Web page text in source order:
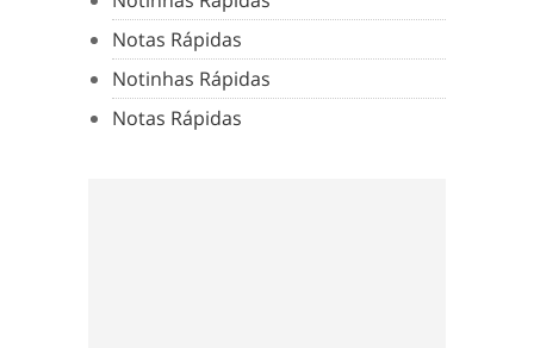
Notas Rápidas
Notinhas Rápidas
Notas Rápidas